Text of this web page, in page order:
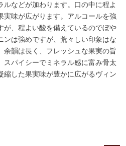
ルなどが加わります。口の中に程よ
実味が広がります。アルコールを強
が、程よい酸を備えているのでぼや
ンは強めですが、荒々しい印象はな
余韻は長く、フレッシュな果実の旨
スパイシーでミネラル感に富み骨太
縮した果実味が豊かに広がるヴィン